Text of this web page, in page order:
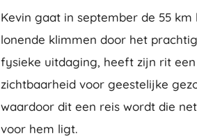
Kevin gaat in september de 55
lonende klimmen door het
fysieke uitdaging, heeft zijn rit
zichtbaarheid voor geestelijke
waardoor dit een reis wordt die
voor hem ligt.